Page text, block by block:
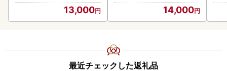
13,000 14,000
最近チェックした返礼品